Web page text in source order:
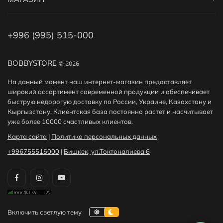
BOBBYSTORE © 2026
На данный момент наш интернет-магазин предоставляет
широкий ассортимент современной продукции и обеспечивает
быструю недорогую доставку по России, Украине, Казахстану и
Кыргызстану. Клиентская база постоянно растет и насчитывает
уже более 10000 счастливых клиентов.
Карта сайта | Политика персональных данных
+996755515000 | Бишкек, ул.Токтоналиева 6
+996 (995) 515-000